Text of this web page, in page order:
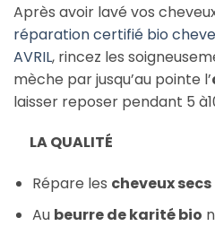
Après avoir lavé vos
réparation certifié bio
AVRIL, rincez les
mèche par jusqu’au pointe l’
laisser reposer pendant 5
LA QUALITÉ
Répare les cheveux secs
Au beurre de karité bio